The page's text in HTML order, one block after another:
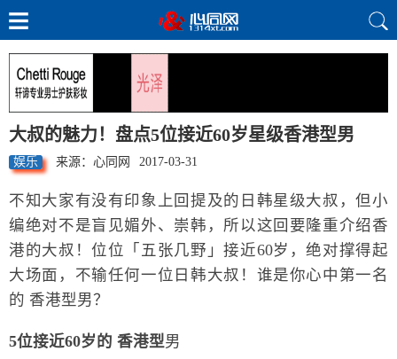
大叔的魅力！盘点5位接近60岁星级香港型男
娱乐 来源：心同网 2017-03-31
不知大家有没有印象上回提及的日韩星级大叔，但小
编绝对不是盲见媚外、崇韩，所以这回要隆重介绍香
港的大叔！位位「五张几野」接近60岁，绝对撑得起
大场面，不输任何一位日韩大叔！谁是你心中第一名
的 香港型男？
5位接近60岁的 香港型男